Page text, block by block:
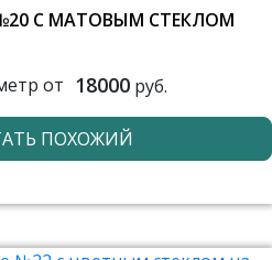
С МАТОВЫМ СТЕКЛОМ
от 18000руб.
ПОХОЖИЙ